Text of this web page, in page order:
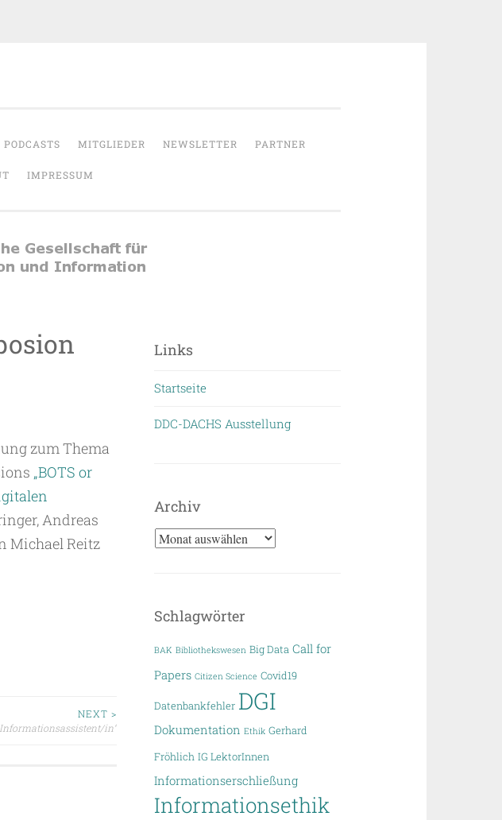
PODCASTS MITGLIEDER NEWSLETTER PARTNER
IMPRESSUM
zum Thema
„BOTS or
Andreas
Michael Reitz
NEXT >
in“
Links
Startseite
DDC-DACHS Ausstellung
Archiv
Archiv
Schlagwörter
BAK Bibliothekswesen Big Data Call for
Papers Citizen Science Covid19
Datenbankfehler DGI
Dokumentation Ethik Gerhard
Fröhlich IG LektorInnen
Informationserschließung
Informationsethik